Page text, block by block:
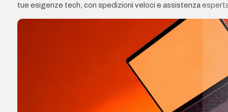
tue esigenze tech, con spedizioni veloci e assistenza